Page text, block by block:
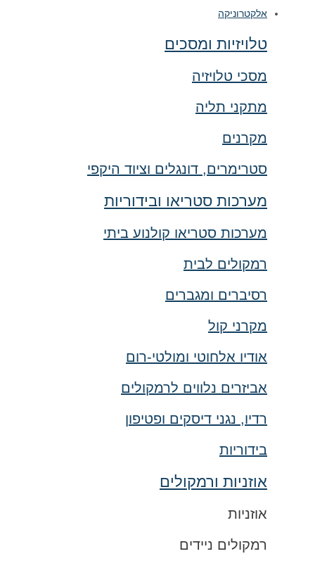
אלקטרוניקה
טלויזיות ומסכים
מסכי טלויזיה
מתקני תליה
מקרנים
סטרימרים, דונגלים וציוד היקפי
מערכות סטריאו ובידוריות
מערכות סטריאו קולנוע ביתי
רמקולים לבית
רסיברים ומגברים
מקרני קול
אודיו אלחוטי ומולטי-רום
אביזרים נלווים לרמקולים
רדיו, נגני דיסקים ופטיפון
בידוריות
אוזניות ורמקולים
אוזניות
רמקולים ניידים